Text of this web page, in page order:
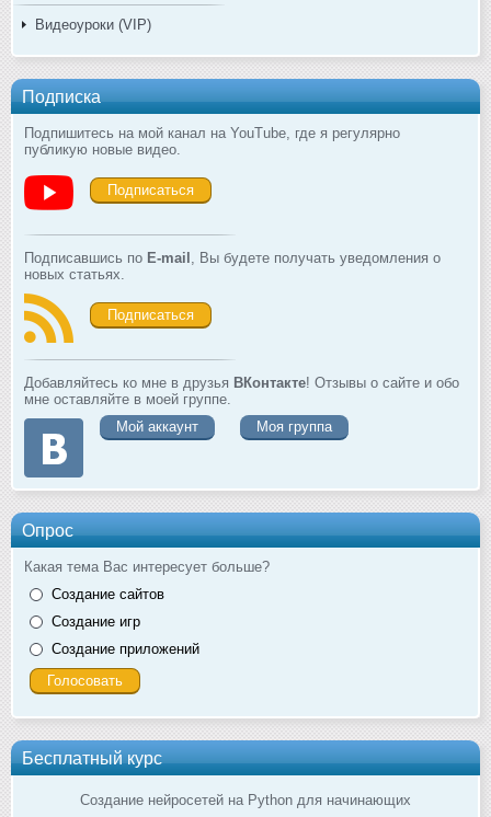
Видеоуроки (VIP)
Подписка
Подпишитесь на мой канал на YouTube, где я регулярно
публикую новые видео.
Подписаться
Подписавшись по E-mail , Вы будете получать уведомления о
новых статьях.
Подписаться
Добавляйтесь ко мне в друзья ВКонтакте! Отзывы о сайте и обо
мне оставляйте в моей группе.
Мой аккаунт
Моя группа
Опрос
Какая тема Вас интересует больше?
Создание сайтов
Создание игр
Создание приложений
Бесплатный курс
Создание нейросетей на Python для начинающих